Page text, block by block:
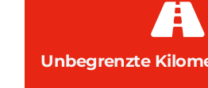
Unbegrenzte
Fahren Sie ohne
Einschränkungen und
Gebühren.